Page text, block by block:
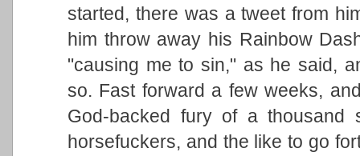
started, there was a tweet from
him throw away his Rainbow
"causing me to sin," as he said,
so. Fast forward a few weeks,
God-backed fury of a thousand
horsefuckers, and the like to go